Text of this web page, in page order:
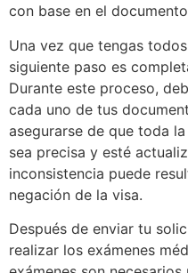
con base en el
Una vez que tengas
siguiente paso es
Durante este proceso,
cada uno de tus
asegurarse de que toda
sea precisa y esté
inconsistencia puede
negación de la visa.
Después de enviar tu
realizar los exámenes